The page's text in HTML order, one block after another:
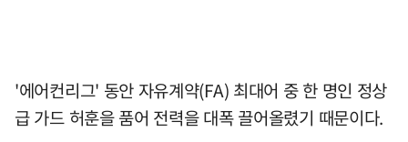
'에어컨리그' 동안 자유계약(FA) 최대어 중 한 명인 정상
급 가드 허훈을 품어 전력을 대폭 끌어올렸기 때문이다.